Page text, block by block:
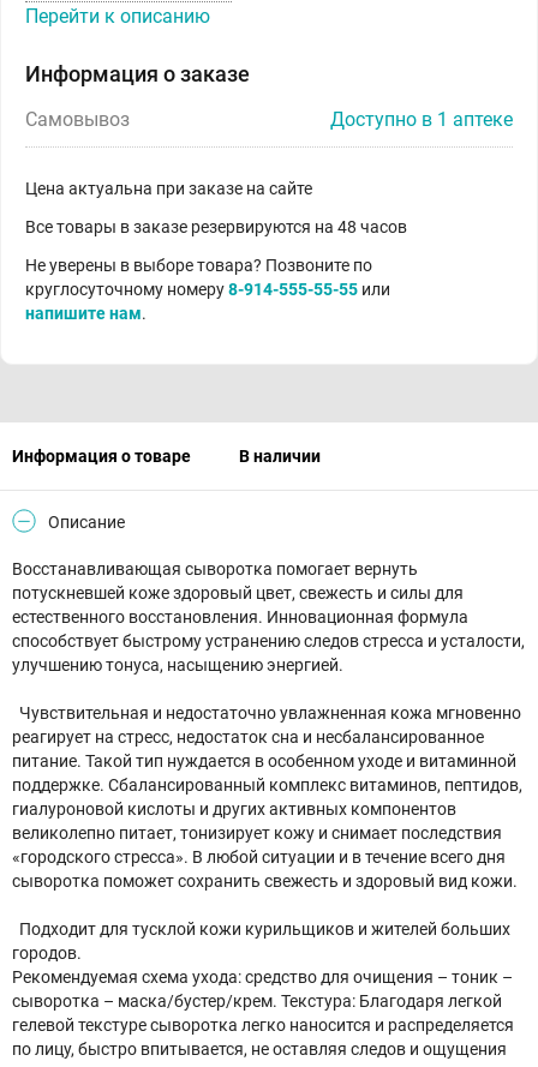
Перейти к описанию
Информация о заказе
Самовывоз Доступно в 1 аптеке
Цена актуальна при заказе на сайте
Все товары в заказе резервируются на 48 часов
Не уверены в выборе товара? Позвоните по
круглосуточному номеру8-914-555-55-55 или
напишите нам.
Информация о товаре В наличии
Описание
Восстанавливающая сыворотка помогает вернуть
потускневшей коже здоровый цвет, свежесть и силы для
естественного восстановления. Инновационная формула
способствует быстрому устранению следов стресса и усталости,
улучшению тонуса, насыщению энергией.
Чувствительная и недостаточно увлажненная кожа мгновенно
реагирует на стресс, недостаток сна и несбалансированное
питание. Такой тип нуждается в особенном уходе и витаминной
поддержке. Сбалансированный комплекс витаминов, пептидов,
гиалуроновой кислоты и других активных компонентов
великолепно питает, тонизирует кожу и снимает последствия
«городского стресса». В любой ситуации и в течение всего дня
сыворотка поможет сохранить свежесть и здоровый вид кожи.
Подходит для тусклой кожи курильщиков и жителей больших
городов.
Рекомендуемая схема ухода: средство для очищения – тоник –
сыворотка – маска/бустер/крем. Текстура: Благодаря легкой
гелевой текстуре сыворотка легко наносится и распределяется
по лицу, быстро впитывается, не оставляя следов и ощущения